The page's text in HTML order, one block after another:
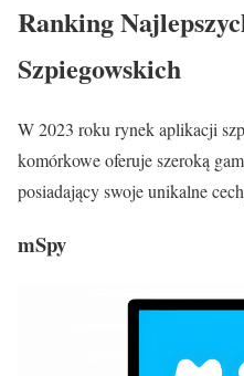
Ranking
Szpiegowskich
W 2023 roku rynek aplikacji
komórkowe oferuje szeroką
posiadający swoje unikalne
mSpy